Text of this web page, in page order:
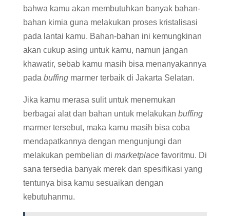
bahwa kamu akan membutuhkan banyak bahan-
bahan kimia guna melakukan proses kristalisasi
pada lantai kamu. Bahan-bahan ini kemungkinan
akan cukup asing untuk kamu, namun jangan
khawatir, sebab kamu masih bisa menanyakannya
pada buffingmarmer terbaik di Jakarta Selatan.
Jika kamu merasa sulit untuk menemukan
berbagai alat dan bahan untuk melakukan buffing
marmer tersebut, maka kamu masih bisa coba
mendapatkannya dengan mengunjungi dan
melakukan pembelian di marketplacefavoritmu. Di
sana tersedia banyak merek dan spesifikasi yang
tentunya bisa kamu sesuaikan dengan
kebutuhanmu.